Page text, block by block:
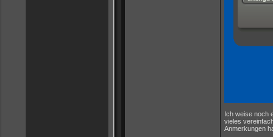
Ich weise noch
vieles
Anmerkungen